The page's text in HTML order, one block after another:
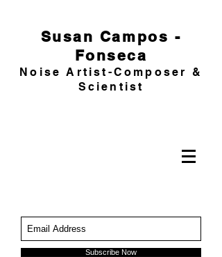
Susan Campos -
Fonseca
Noise Artist-Composer &
Scientist
Subscribe Now